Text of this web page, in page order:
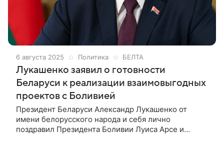
6 августа 2025 Политика БЕЛТА
Лукашенко заявил о готовности
Беларуси к реализации взаимовыгодных
проектов с Боливией
Президент Беларуси Александр Лукашенко от
имени белорусского народа и себя лично
поздравил Президента Боливии Луиса Арсе и